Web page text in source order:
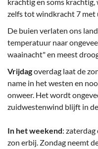
krachtig en soms
zelfs tot windkracht 7
De buien verlaten ons
temperatuur naar
waainacht" en meest
Vrijdagoverdag laat de
name in het westen en
onweer. Het wordt
zuidwestenwind blijft in
In het weekend: zaterdag
zon erbij. Zondag neemt